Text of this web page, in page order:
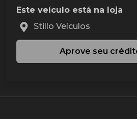
Este veículo está na loja
Stillo Veículos
Aprove seu